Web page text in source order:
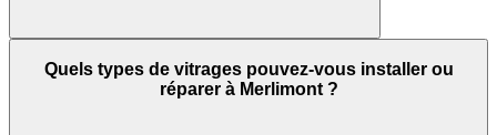
Quels types de vitrages pouvez-vous installer ou
réparer à Merlimont ?